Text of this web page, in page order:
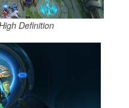
Definition